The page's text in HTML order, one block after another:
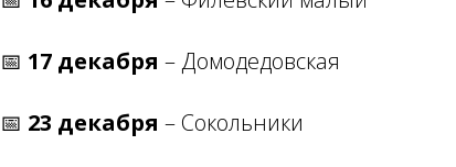
📅 17 декабря – Домодедовская
📅 23 декабря – Сокольники